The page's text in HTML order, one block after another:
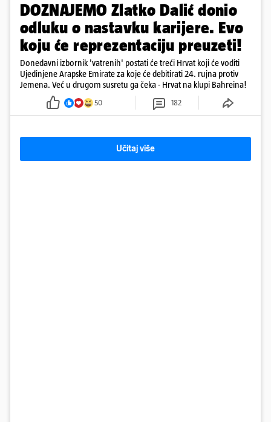
DOZNAJEMO Zlatko Dalić donio
odluku o nastavku karijere. Evo
koju će reprezentaciju preuzeti!
Donedavni izbornik 'vatrenih' postati će treći Hrvat koji će voditi
Ujedinjene Arapske Emirate za koje će debitirati 24. rujna protiv
Jemena. Već u drugom susretu ga čeka - Hrvat na klupi Bahreina!
50 182
Učitaj više